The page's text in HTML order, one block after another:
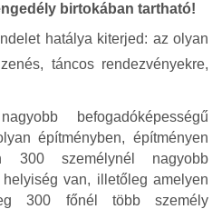
birtokában tartható!
hatálya kiterjed: az olyan
táncos rendezvényekre,
befogadóképességű
építményben, építményen
300 személynél nagyobb
helyiség van, illetőleg amelyen
300 főnél több személy